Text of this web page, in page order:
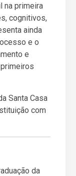
na primeira
cognitivos,
ainda
e o
e
Santa Casa
com
da